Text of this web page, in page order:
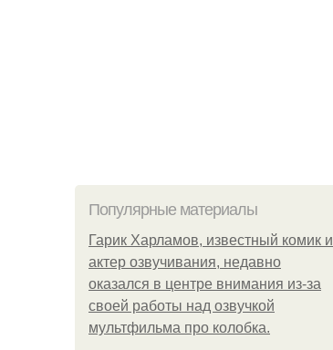
Популярные материалы
Гарик Харламов, известный комик и
актер озвучивания, недавно
оказался в центре внимания из-за
своей работы над озвучкой
мультфильма про колобка.